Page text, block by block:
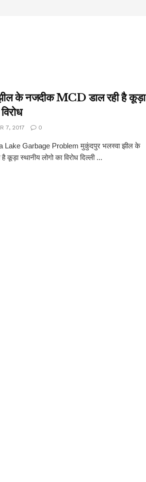
के नजदीक MCD डाल रही है कूड़ा
7, 2017 0
Lake Garbage Problem मुकुंदपुर भलस्वा झील के
स्थानीय लोगो का विरोध दिल्ली ...